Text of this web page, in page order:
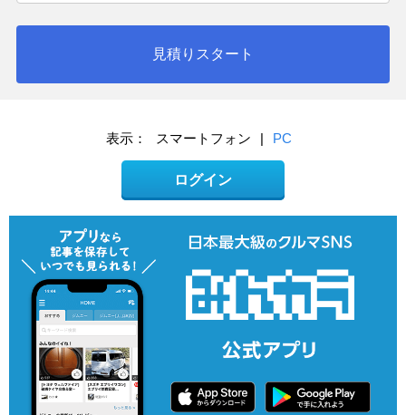
見積りスタート
表示： スマートフォン | PC
ログイン